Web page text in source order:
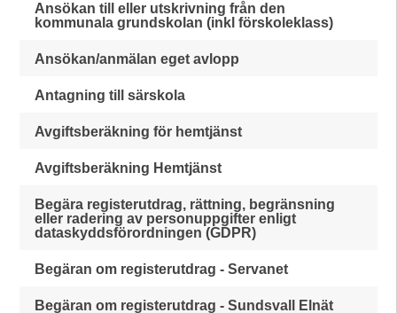
Ansökan till eller utskrivning från den
kommunala grundskolan (inkl förskoleklass)
Ansökan/anmälan eget avlopp
Antagning till särskola
Avgiftsberäkning för hemtjänst
Avgiftsberäkning Hemtjänst
Begära registerutdrag, rättning, begränsning
eller radering av personuppgifter enligt
dataskyddsförordningen (GDPR)
Begäran om registerutdrag - Servanet
Begäran om registerutdrag - Sundsvall Elnät